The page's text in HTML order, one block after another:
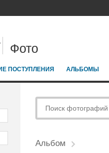
Фото
ПОСТУПЛЕНИЯ АЛЬБОМЫ
Альбом